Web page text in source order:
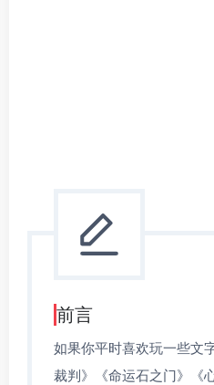
前言
如果你平时喜欢玩一些文
裁判》《命运石之门》《